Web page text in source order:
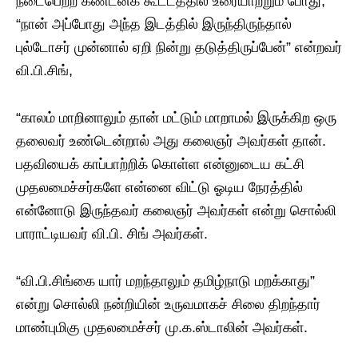
“நான் அப்போது அந்த இடத்தில் இருந்திருந்தால்
புல்டோசர் முன்னால் ஏறி நின்று தடுத்திருப்பேன்” என்றவர்
வி.பி.சிங்,
“காலம் மாறினாலும் தான் மட்டும் மாறாமல் இருக்கிற ஒரு
தலைவர் உண்டென்றால் அது கலைஞர் அவர்கள் தான்.
பதவியைக் காப்பாற்றிக் கொள்ள என்னுடைய கட்சி
முதலமைச்சர்களே என்னை விட்டு ஓடிய நேரத்தில்
என்னோடு இருந்தவர் கலைஞர் அவர்கள் என்று சொல்லி
பாராட்டியவர் வி.பி. சிங் அவர்கள்.
“வி.பி.சிங்கை யார் மறந்தாலும் தமிழ்நாடு மறக்காது”
என்று சொல்லி நன்றியின் உருவமாகச் சிலை திறந்தார்
மாண்புமிகு முதலமைச்சர் மு.க.ஸ்டாலின் அவர்கள்.